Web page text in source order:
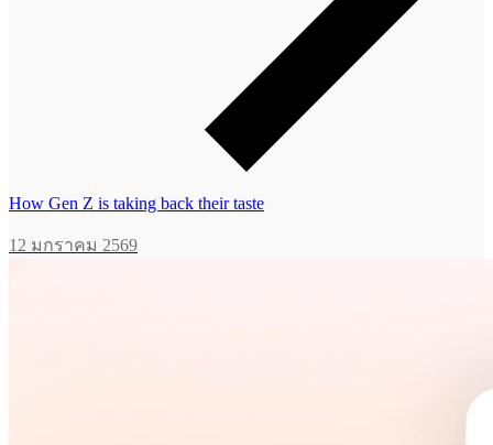
How Gen Z is taking back their taste
12 มกราคม 2569